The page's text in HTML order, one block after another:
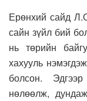
Ерөнхий сайд
сайн зүйл бий
нь төрийн
хахууль
болсон.
нөлөөлж,